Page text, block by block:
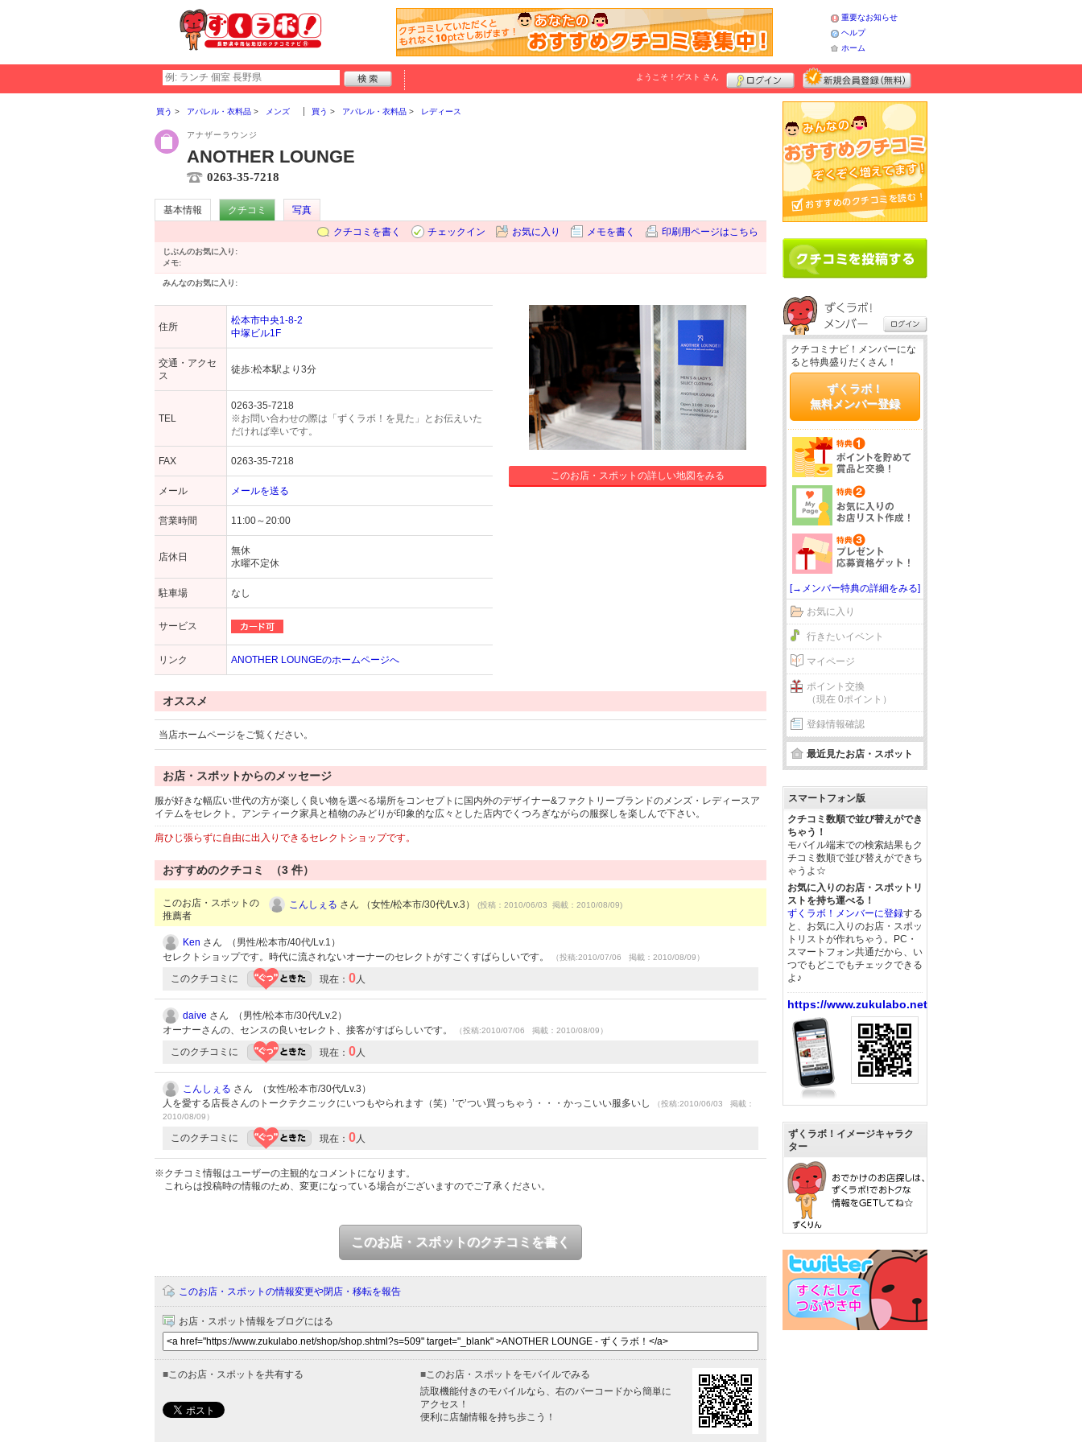
重要なお知らせ
ヘルプ
ホーム
ようこそ！ ゲスト さん
買う アパレル・衣料品 メンズ 買う アパレル・衣料品 レディース
アナザーラウンジ
ANOTHER LOUNGE
0263-35-7218
基本情報 クチコミ
写真
クチコミを書く
チェックイン お気に入り メモを書く 印刷用ページはこちら
じぶんのお気に入り:
メモ:
みんなのお気に入り:
住所
松本市中央1-8-2
中塚ビル1F
交通・アクセ
ス
徒歩:松本駅より3分
TEL
0263-35-7218
※お問い合わせの際は「ずくラボ！を見た」とお伝えいた
だければ幸いです。
FAX 0263-35-7218
メール メールを送る
営業時間 11:00～20:00
店休日
無休
水曜不定休
駐車場 なし
サービス
リンク ANOTHER LOUNGEのホームページへ
このお店・スポットの詳しい地図をみる
オススメ
当店ホームページをご覧ください。
お店・スポットからのメッセージ
服が好きな幅広い世代の方が楽しく良い物を選べる場所をコンセプトに国内外のデザイナー&ファクトリーブランドのメンズ・レディースア
イテムをセレクト。アンティーク家具と植物のみどりが印象的な広々とした店内でくつろぎながらの服探しを楽しんで下さい。
肩ひじ張らずに自由に出入りできるセレクトショップです。
おすすめのクチコミ （3 件）
このお店・スポットの
推薦者
こんしぇる さん （女性/松本市/30代/Lv.3） (投稿：2010/06/03 掲載：2010/08/09)
Ken さん （男性/松本市/40代/Lv.1）
セレクトショップです。時代に流されないオーナーのセレクトがすごくすばらしいです。
（投稿:2010/07/06 掲載：2010/08/09）
このクチコミに 現在： 0人
daive さん （男性/松本市/30代/Lv.2）
オーナーさんの、センスの良いセレクト、接客がすばらしいです。
（投稿:2010/07/06 掲載：2010/08/09）
このクチコミに 現在： 0人
こんしぇる さん （女性/松本市/30代/Lv.3）
人を愛する店長さんのトークテクニックにいつもやられます（笑）’で’つい買っちゃう・・・かっこいい服多いし
（投稿:2010/06/03 掲載：
2010/08/09）
このクチコミに 現在： 0人
※クチコミ情報はユーザーの主観的なコメントになります。
これらは投稿時の情報のため、変更になっている場合がございますのでご了承ください。
このお店・スポットのクチコミを書く
このお店・スポットの情報変更や閉店・移転を報告
お店・スポット情報をブログにはる
■このお店・スポットを共有する ■このお店・スポットをモバイルでみる
読取機能付きのモバイルなら、右のバーコードから簡単に
アクセス！
便利に店舗情報を持ち歩こう！
クチコミナビ！メンバーにな
ると特典盛りだくさん！
ずくラボ！
無料メンバー登録
[→メンバー特典の詳細をみる]
お気に入り
行きたいイベント
マイページ
ポイント交換
（現在 0ポイント）
登録情報確認
最近見たお店・スポット
スマートフォン版
クチコミ数順で並び替えができ
ちゃう！
モバイル端末での検索結果もク
チコミ数順で並び替えができち
ゃうよ☆
お気に入りのお店・スポットリ
ストを持ち運べる！
ずくラボ！メンバーに登録する
と、お気に入りのお店・スポッ
トリストが作れちゃう。PC・
スマートフォン共通だから、い
つでもどこでもチェックできる
よ♪
https://www.zukulabo.net/
ずくラボ！イメージキャラク
ター